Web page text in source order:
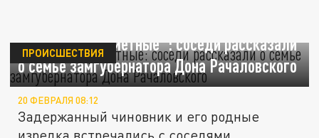
"Тихие и неприметные": соседи рассказали
о семье замгубернатора Дона Рачаловского
ПРОИСШЕСТВИЯ
20 ФЕВРАЛЯ 08:12
Задержанный чиновник и его родные